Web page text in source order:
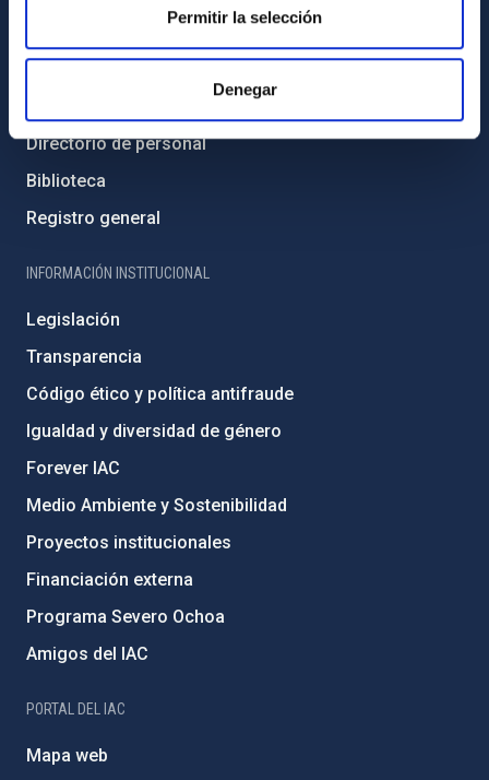
Permitir la selección
Denegar
INFORMACIÓN GENERAL
Contacto
Directorio de personal
Biblioteca
Registro general
INFORMACIÓN INSTITUCIONAL
Legislación
Transparencia
Código ético y política antifraude
Igualdad y diversidad de género
Forever IAC
Medio Ambiente y Sostenibilidad
Proyectos institucionales
Financiación externa
Programa Severo Ochoa
Amigos del IAC
PORTAL DEL IAC
Mapa web